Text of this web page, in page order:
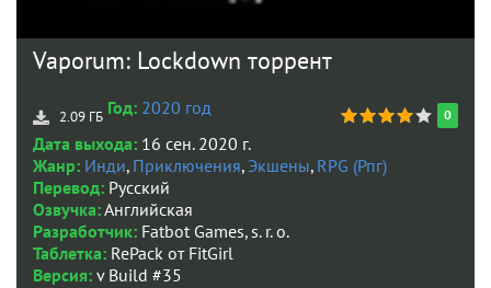
Vaporum: Lockdown торрент
0
2.09 ГБ Год: 2020 год
Дата выхода: 16 сен. 2020 г.
Жанр: Инди, Приключения, Экшены, RPG (Рпг)
Перевод: Русский
Озвучка:Английская
Разработчик: Fatbot Games, s. r. o.
Таблетка: RePack от FitGirl
Версия: v Build #35